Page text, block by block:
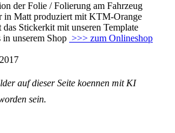
der Folie / Folierung am Fahrzeug
in Matt produziert mit KTM-Orange
Stickerkit mit unseren Template
unserem Shop >>> zum Onlineshop
auf dieser Seite koennen mit KI
sein.